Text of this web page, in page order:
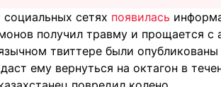
сетях появилась
получил травму и прощается
твиттере были
ему вернуться на октагон в